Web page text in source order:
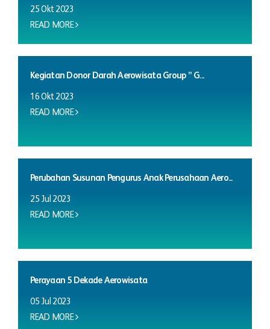
25 Okt 2023
READ MORE
Kegiatan Donor Darah Aerowisata Group ” G...
16 Okt 2023
READ MORE
Perubahan Susunan Pengurus Anak Perusahaan Aero...
25 Jul 2023
READ MORE
Perayaan 5 Dekade Aerowisata
05 Jul 2023
READ MORE